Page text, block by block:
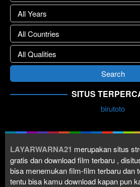
SITUS
birutoto
LAYARWARNA21 merupakan situs
gratis dan download film terbaru ,
bisa menemukan film-film terbaru dan
tentu bisa kamu download kapan pun